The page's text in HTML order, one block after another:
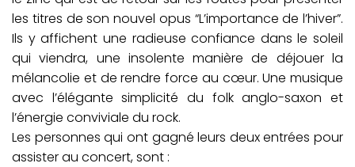
les titres de son nouvel opus “L’importance de l’hiver”.
Ils y affichent une radieuse confiance dans le soleil
qui viendra, une insolente manière de déjouer la
mélancolie et de rendre force au cœur. Une musique
avec l’élégante simplicité du folk anglo-saxon et
l’énergie conviviale du rock.
Les personnes qui ont gagné leurs deux entrées pour
assister au concert, sont :